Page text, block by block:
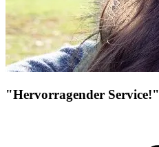
"Hervorragender Service!"